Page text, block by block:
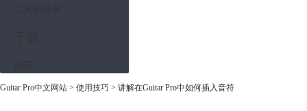
Guitar Pro中文网站 > 使用技巧 > 讲解在Guitar Pro中如何插入音符